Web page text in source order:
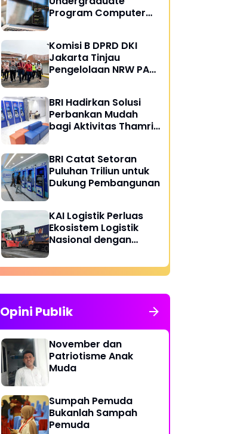
Program Computer
Komisi B DPRD DKI
Jakarta Tinjau
Pengelolaan NRW PAM
Layanan Air Perpipaan
BRI Hadirkan Solusi
Perbankan Mudah
bagi Aktivitas Thamrin
BRI Catat Setoran
Puluhan Triliun untuk
Dukung Pembangunan
KAI Logistik Perluas
Ekosistem Logistik
Nasional dengan
Barang Semester I
2026
Opini Publik
November dan
Patriotisme Anak
Muda
Sumpah Pemuda
Bukanlah Sampah
Pemuda